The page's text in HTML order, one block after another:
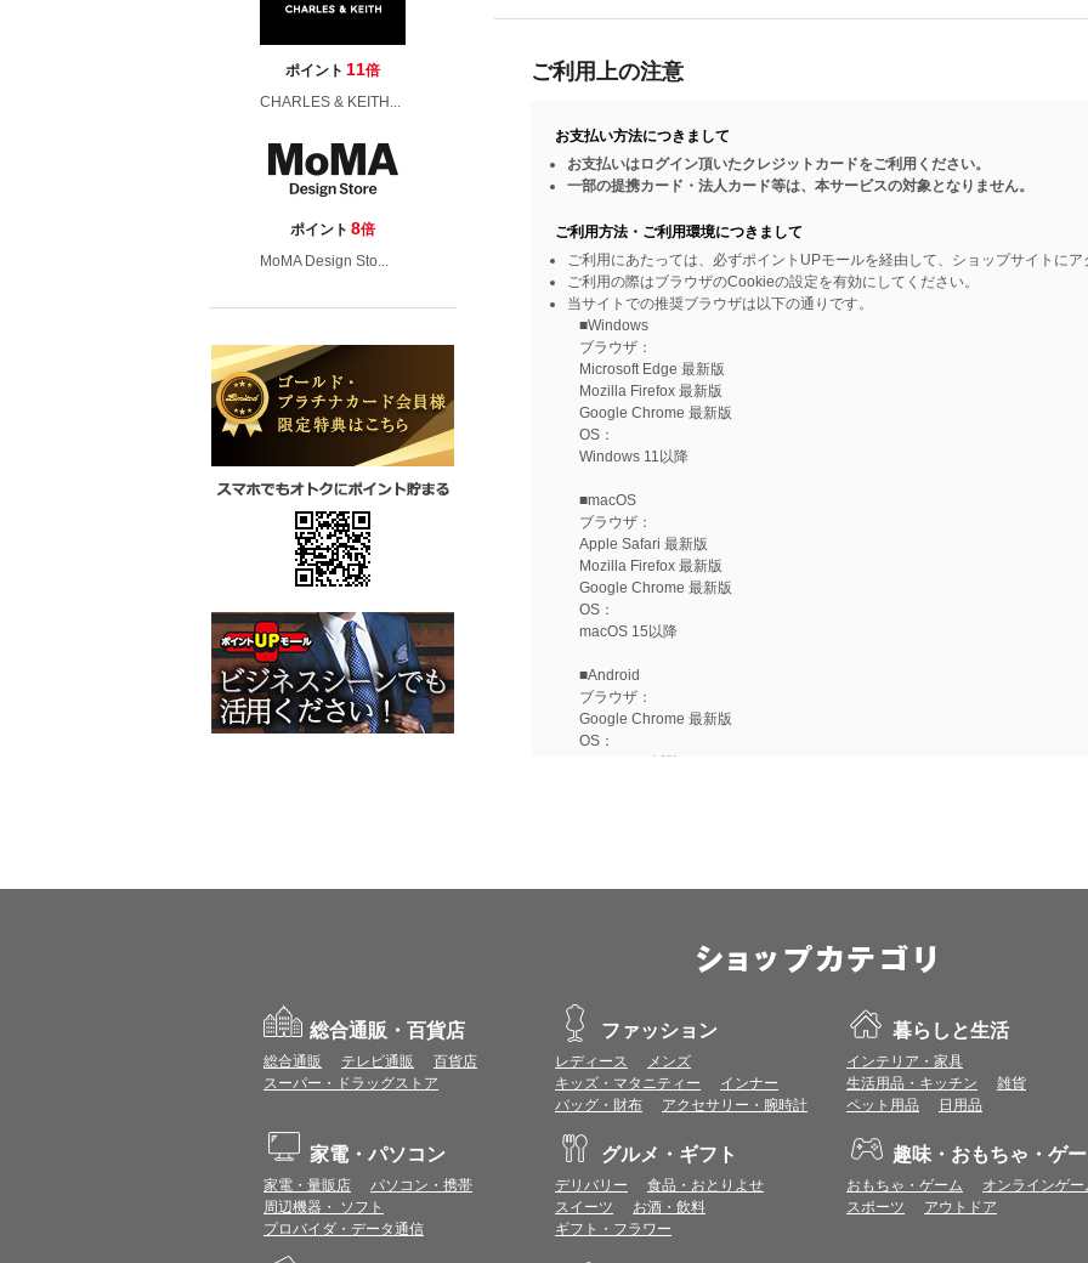
ポイント 11倍
CHARLES & KEITH...
ポイント 8倍
MoMA Design Sto...
ご利用上の注意
お支払い方法につきまして
お支払いはログイン頂いたクレジットカードをご利用ください。
一部の提携カード・法人カード等は、本サービスの対象となりません。
ご利用方法・ご利用環境につきまして
ご利用にあたっては、必ずポイントUPモールを経由して、ショップサイトにア
ご利用の際はブラウザのCookieの設定を有効にしてください。
当サイトでの推奨ブラウザは以下の通りです。
■Windows
ブラウザ：
Microsoft Edge 最新版
Mozilla Firefox 最新版
Google Chrome 最新版
OS：
Windows 11以降
■macOS
ブラウザ：
Apple Safari 最新版
Mozilla Firefox 最新版
Google Chrome 最新版
OS：
macOS 15以降
■Android
ブラウザ：
Google Chrome 最新版
OS：
Android 15以降
iOS 18以降
※上記環境範囲内であっても、ブラウザとOSの組み合わせにより、 一部表
すので、推奨ブラウザでのご利用をお願いいたします。
＜CookieやJavaScriptについて＞
本サービスではCookieとJavaScriptの機能を使用している為、Cookieと
ポイント付与につきまして
ワールドプレゼントのポイント通常1倍分に加え、上乗せとなる1〜19倍分のポ
ントとして付与いたします。
プレミアムポイント付与の対象は、商品代金のみ（税・送料等を除く）となりま
プレミアムポイントの付与予定時期は、カードご利用代金のご請求月と異なる
総合通販・百貨店
総合通販 テレビ通販
百貨店
スーパー・ドラッグストア
ファッション
レディース
メンズ
キッズ・マタニティー
インナー
バッグ・財布
アクセサリー・腕時計
暮らしと生活
インテリア・家具
生活用品・キッチン
雑貨
ペット用品
日用品
家電・パソコン
家電・量販店
パソコン・携帯
周辺機器・ ソフト
プロバイダ・データ通信
グルメ・ギフト
デリバリー
食品・おとりよせ
スイーツ
お酒・飲料
ギフト・フラワー
趣味・おもちゃ・ゲ
おもちゃ・ゲーム
オンラインゲー
スポーツ
アウトドア